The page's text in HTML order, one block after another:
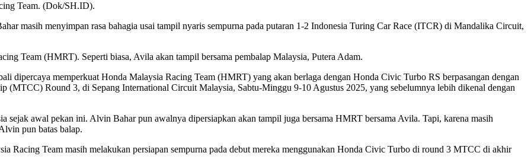
Team. (Dok/SH.ID).
masih menyimpan rasa bahagia usai tampil nyaris sempurna pada putaran 1-2 Indonesia Turing Car Race (ITCR) di Mandalika Circuit,
Team (HMRT). Seperti biasa, Avila akan tampil bersama pembalap Malaysia, Putera Adam.
dipercaya memperkuat Honda Malaysia Racing Team (HMRT) yang akan berlaga dengan Honda Civic Turbo RS berpasangan dengan
(MTCC) Round 3, di Sepang International Circuit Malaysia, Sabtu-Minggu 9-10 Agustus 2025, yang sebelumnya lebih dikenal dengan
sejak awal pekan ini. Alvin Bahar pun awalnya dipersiapkan akan tampil juga bersama HMRT bersama Avila. Tapi, karena masih
pun batas balap.
Racing Team masih melakukan persiapan sempurna pada debut mereka menggunakan Honda Civic Turbo di round 3 MTCC di akhir